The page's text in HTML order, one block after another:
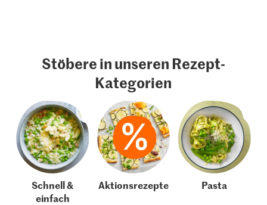
Stöbere in unseren Rezept-
Kategorien
Schnell &
einfach
Aktionsrezepte Pasta